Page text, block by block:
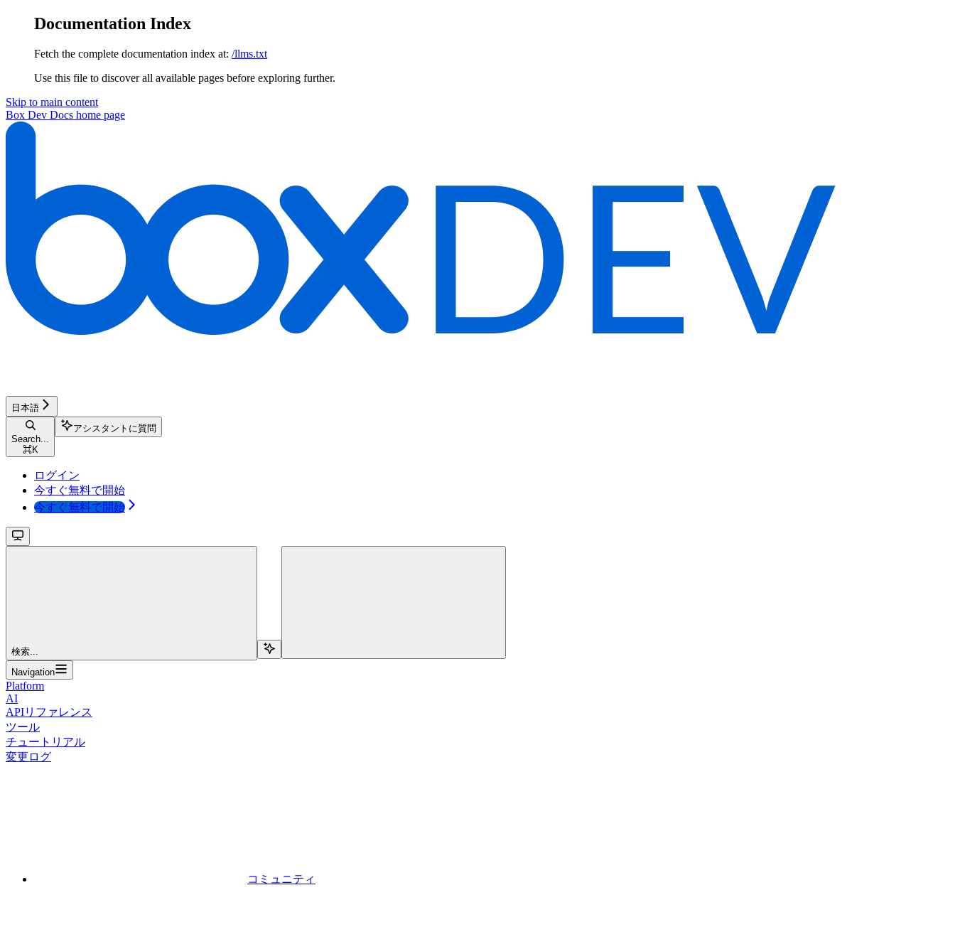
Documentation Index
Fetch the complete documentation index at: /llms.txt
Use this file to discover all available pages before exploring further.
Skip to main content
Box Dev Docs home page
日本語
Search...
⌘K
アシスタントに質問
ログイン
今すぐ無料で開始
今すぐ無料で開始
検索...
Navigation
Platform
AI
APIリファレンス
ツール
チュートリアル
変更ログ
コミュニティ